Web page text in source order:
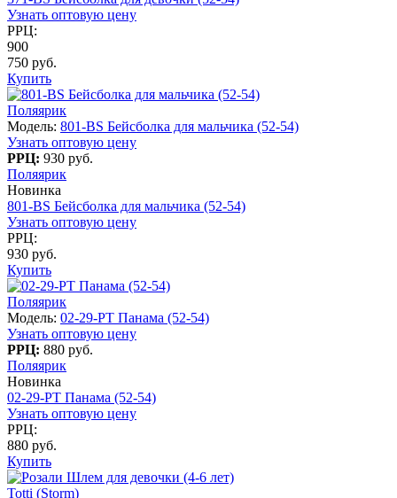
Узнать оптовую цену
РРЦ:
900
750 руб.
Купить
Поляярик
Модель: 801-BS Бейсболка для мальчика (52-54)
Узнать оптовую цену
РРЦ: 930 руб.
Поляярик
Новинка
801-BS Бейсболка для мальчика (52-54)
Узнать оптовую цену
РРЦ:
930 руб.
Купить
Поляярик
Модель: 02-29-PT Панама (52-54)
Узнать оптовую цену
РРЦ: 880 руб.
Поляярик
Новинка
02-29-PT Панама (52-54)
Узнать оптовую цену
РРЦ:
880 руб.
Купить
Totti (Storm)